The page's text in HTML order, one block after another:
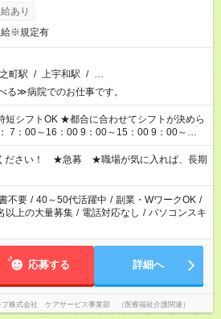
いとなります。
あり
給※規定有
町駅 / 上宇和駅 / …
る≫病院でのお仕事です。
合わせてシフトが決めら
7：00～16：00 9：00～15：00 9：00～
ークの場合、他のお仕事と
の就業はご案内できません ※法令に基づき、
は社会保険への加入対象となります ※労働者
遣の原則禁止）により、短時間・短期間の就
い場合があります
ださい！ ★急募 ★職場が気に入れば、長期
不要 / 40～50代活躍中 / 副業・WワークOK /
以上の大量募集 / 電話対応なし / パソコンスキ
応募する 詳細へ
プ株式会社 ケアサービス事業部 （医療福祉介護関連）